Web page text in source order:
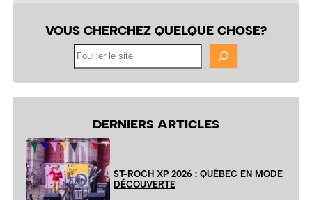
VOUS CHERCHEZ QUELQUE CHOSE?
DERNIERS ARTICLES
ST-ROCH XP 2026 : QUÉBEC EN MODE
DÉCOUVERTE